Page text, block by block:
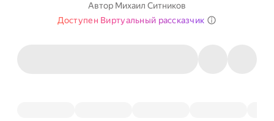
Автор Михаил Ситников
Доступен Виртуальный рассказчик